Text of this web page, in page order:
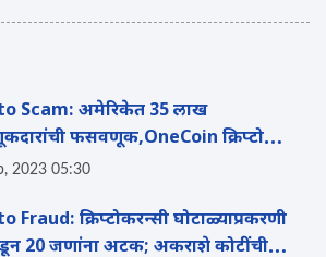
Scam: अमेरिकेत 35 लाख
फसवणूक,OneCoin क्रिप्टो
20 वर्षांचा कारावास
2023 05:30
Fraud: क्रिप्टोकरन्सी घोटाळ्याप्रकरणी
20 जणांना अटक; अकराशे कोटींची